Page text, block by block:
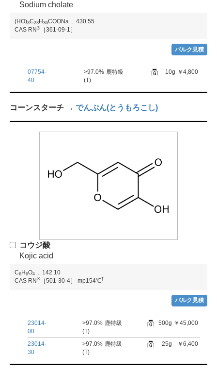
Sodium cholate
(HO)3C23 H 36COONa ... 430.55
CAS RN ® ［361-09-1］
バルク見積
07754-
40
>97.0%
(T)
鹿特級 10g ￥4,800
コーンスターチ → でんぷん(とうもろこし)
コウジ酸
Kojic acid
C6H6O4
142.10
CAS RN® ［501-30-4］ mp154℃†
バルク見積
23014-
00
>97.0%
(T)
鹿特級 500g ￥45,000
23014-
30
>97.0%
(T)
鹿特級 25g ￥6,400